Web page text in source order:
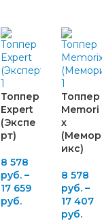
Топпер
Expert
(Экспе
рт)
8 578
руб. –
17 659
руб.
Топпер
Memori
x
(Мемор
икс)
8 578
руб. –
17 407
руб.